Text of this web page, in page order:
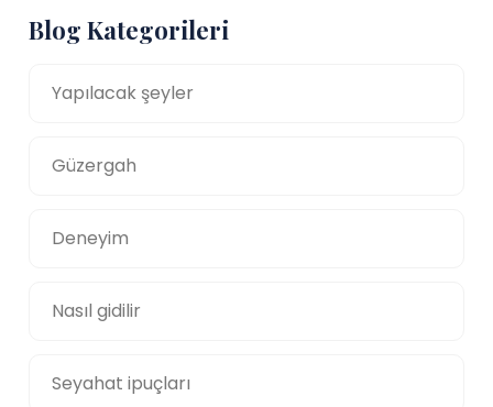
Blog Kategorileri
Yapılacak şeyler
Güzergah
Deneyim
Nasıl gidilir
Seyahat ipuçları